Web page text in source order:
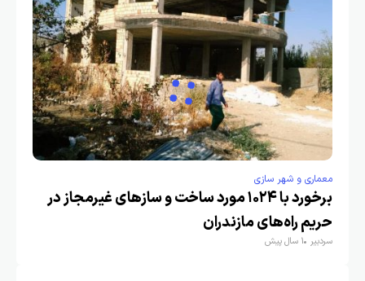
معماری و شهر سازی
برخورد با ۱۰۲۴ مورد ساخت و سازهای غیرمجاز در
حریم راه‌های مازندران
سردبیر 1 سال پیش